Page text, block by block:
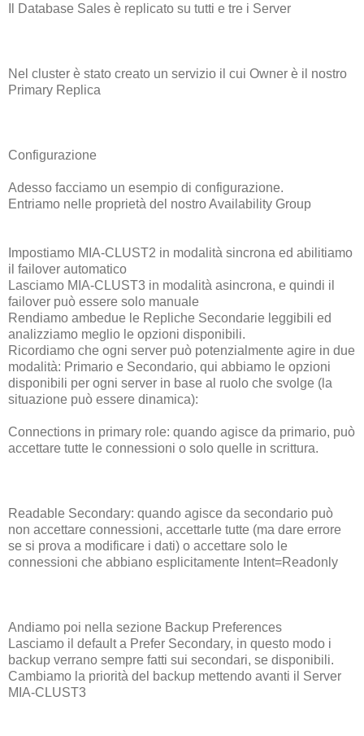
Il Database Sales è replicato su tutti e tre i Server
Nel cluster è stato creato un servizio il cui Owner è il nostro
Primary Replica
Configurazione
Adesso facciamo un esempio di configurazione.
Entriamo nelle proprietà del nostro Availability Group
Impostiamo MIA-CLUST2 in modalità sincrona ed abilitiamo
il failover automatico
Lasciamo MIA-CLUST3 in modalità asincrona, e quindi il
failover può essere solo manuale
Rendiamo ambedue le Repliche Secondarie leggibili ed
analizziamo meglio le opzioni disponibili.
Ricordiamo che ogni server può potenzialmente agire in due
modalità: Primario e Secondario, qui abbiamo le opzioni
disponibili per ogni server in base al ruolo che svolge (la
situazione può essere dinamica):
Connections in primary role: quando agisce da primario, può
accettare tutte le connessioni o solo quelle in scrittura.
Readable Secondary: quando agisce da secondario può
non accettare connessioni, accettarle tutte (ma dare errore
se si prova a modificare i dati) o accettare solo le
connessioni che abbiano esplicitamente Intent=Readonly
Andiamo poi nella sezione Backup Preferences
Lasciamo il default a Prefer Secondary, in questo modo i
backup verrano sempre fatti sui secondari, se disponibili.
Cambiamo la priorità del backup mettendo avanti il Server
MIA-CLUST3